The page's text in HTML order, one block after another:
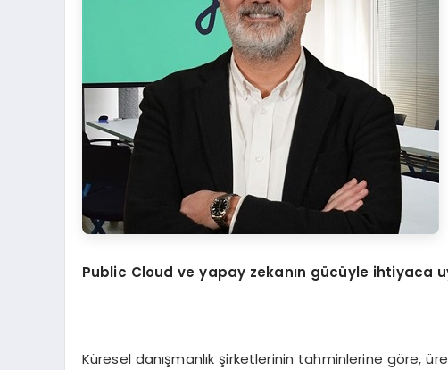
Public Cloud ve yapay zekanın gücüyle ihtiyaca
Küresel danışmanlık şirketlerinin tahminlerine göre,